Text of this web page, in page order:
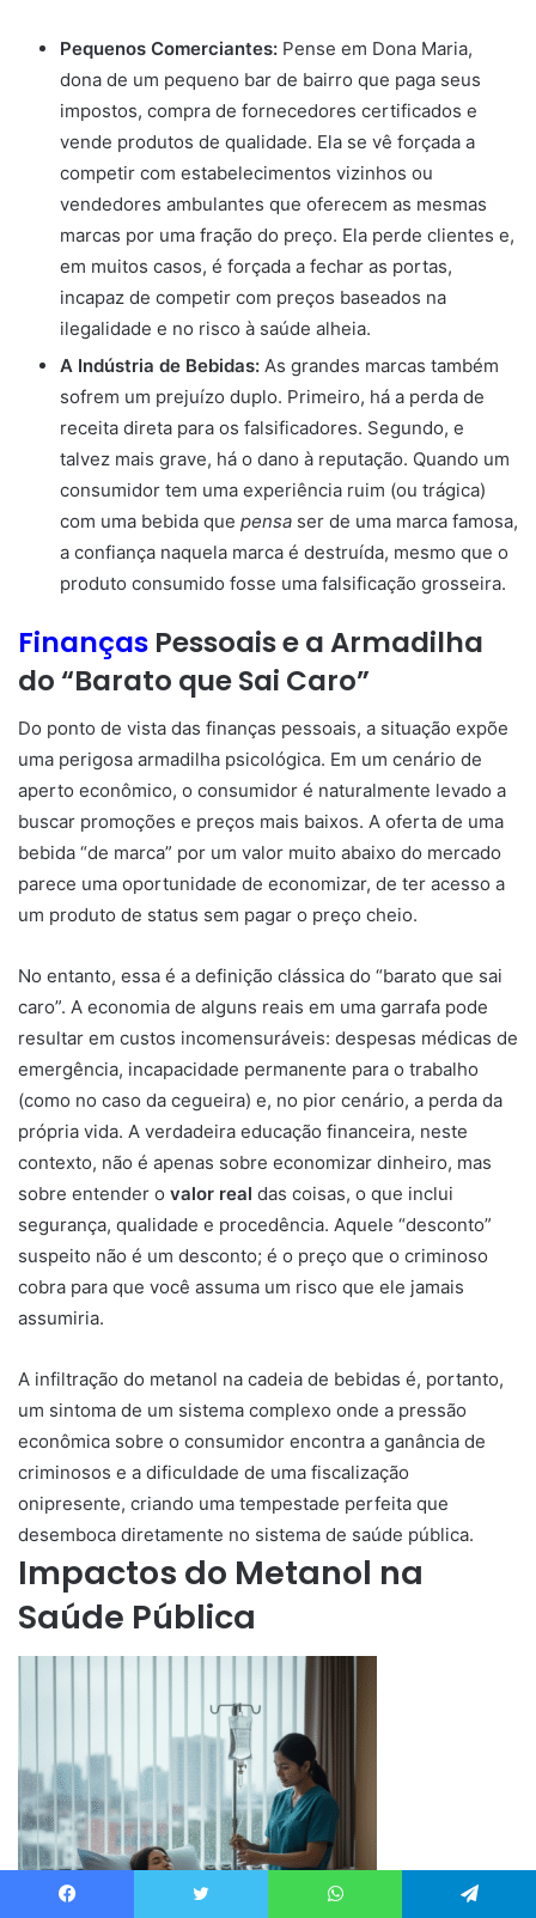
Pequenos Comerciantes: Pense em Dona Maria,
dona de um pequeno bar de bairro que paga seus
impostos, compra de fornecedores certificados e
vende produtos de qualidade. Ela se vê forçada a
competir com estabelecimentos vizinhos ou
vendedores ambulantes que oferecem as mesmas
marcas por uma fração do preço. Ela perde clientes e,
em muitos casos, é forçada a fechar as portas,
incapaz de competir com preços baseados na
ilegalidade e no risco à saúde alheia.
A Indústria de Bebidas: As grandes marcas também
sofrem um prejuízo duplo. Primeiro, há a perda de
receita direta para os falsificadores. Segundo, e
talvez mais grave, há o dano à reputação. Quando um
consumidor tem uma experiência ruim (ou trágica)
com uma bebida que pensa ser de uma marca famosa,
a confiança naquela marca é destruída, mesmo que o
produto consumido fosse uma falsificação grosseira.
Finanças Pessoais e a Armadilha
do “Barato que Sai Caro”
Do ponto de vista das finanças pessoais, a situação expõe
uma perigosa armadilha psicológica. Em um cenário de
aperto econômico, o consumidor é naturalmente levado a
buscar promoções e preços mais baixos. A oferta de uma
bebida “de marca” por um valor muito abaixo do mercado
parece uma oportunidade de economizar, de ter acesso a
um produto de status sem pagar o preço cheio.
No entanto, essa é a definição clássica do “barato que sai
caro”. A economia de alguns reais em uma garrafa pode
resultar em custos incomensuráveis: despesas médicas de
emergência, incapacidade permanente para o trabalho
(como no caso da cegueira) e, no pior cenário, a perda da
própria vida. A verdadeira educação financeira, neste
contexto, não é apenas sobre economizar dinheiro, mas
sobre entender o valor real das coisas, o que inclui
segurança, qualidade e procedência. Aquele “desconto”
suspeito não é um desconto; é o preço que o criminoso
cobra para que você assuma um risco que ele jamais
assumiria.
A infiltração do metanol na cadeia de bebidas é, portanto,
um sintoma de um sistema complexo onde a pressão
econômica sobre o consumidor encontra a ganância de
criminosos e a dificuldade de uma fiscalização
onipresente, criando uma tempestade perfeita que
desemboca diretamente no sistema de saúde pública.
Impactos do Metanol na
Saúde Pública